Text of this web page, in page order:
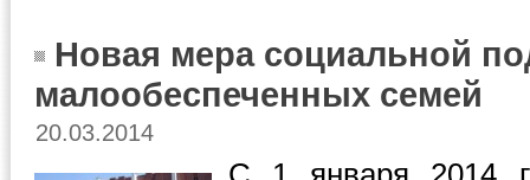
Новая мера социальной
малообеспеченных семей
20.03.2014